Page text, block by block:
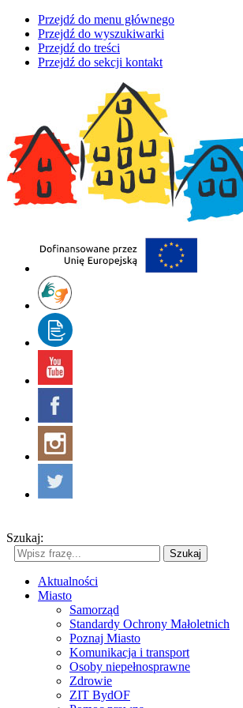
Przejdź do menu głównego
Przejdź do wyszukiwarki
Przejdź do treści
Przejdź do sekcji kontakt
Szukaj:
Szukaj
Aktualności
Miasto
Samorząd
Standardy Ochrony Małoletnich
Poznaj Miasto
Komunikacja i transport
Osoby niepełnosprawne
Zdrowie
ZIT BydOF